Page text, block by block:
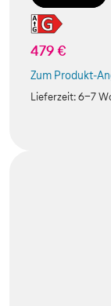
479 €
Zum Produkt-
(Der Link wird in
Lieferzeit:6-7